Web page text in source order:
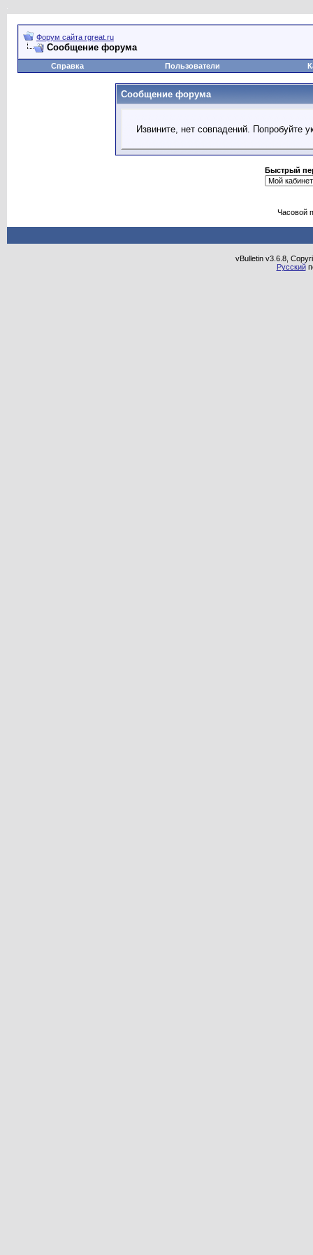
Форум сайта rgreat.ru
Сообщение форума
Справка Пользователи
Сообщение форума
Извините, нет совпадений. Попробуйте
Быстрый
Часовой
vBulletin v3.6.8,
Русский